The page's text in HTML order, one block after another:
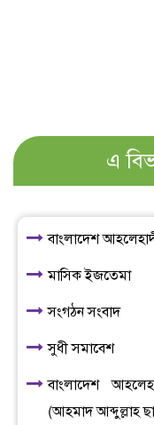
এ
বাংলাদেশ
মাসিক ইজতেমা
সংগঠন সংবাদ
সুধী সমাবেশ
বাংলাদেশ
(আহমাদ আব্দুল্লাহ